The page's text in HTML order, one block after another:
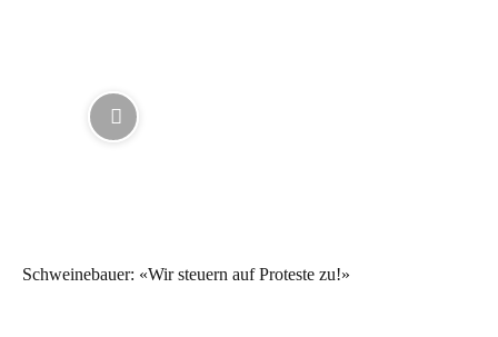
Schweinebauer: «Wir steuern auf Proteste zu!»